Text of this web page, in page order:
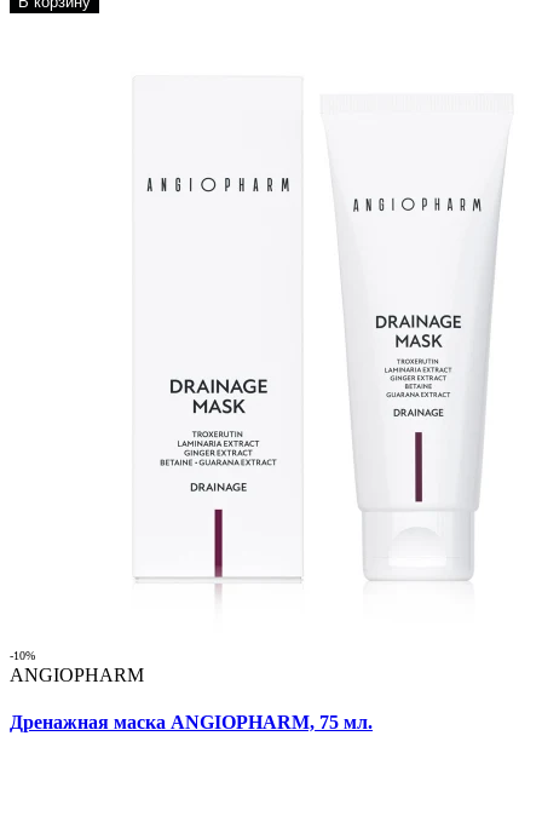
-10%
ANGIOPHARM
Дренажная маска ANGIOPHARM, 75 мл.